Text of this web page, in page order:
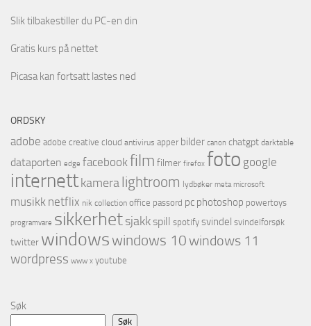
Slik tilbakestiller du PC-en din
Gratis kurs på nettet
Picasa kan fortsatt lastes ned
ORDSKY
adobe adobe creative cloud antivirus apper bilder canon chatgpt darktable
dataporten edge facebookfilm filmer firefox foto google
internettkameralightroom lydbøker meta microsoft
musikk netflix nik collection office passord pc photoshop powertoys
programvare sikkerhetsjakkspill spotify svindel svindelforsøk
twitter windows windows 10windows 11
wordpress www x youtube
Søk
Søk